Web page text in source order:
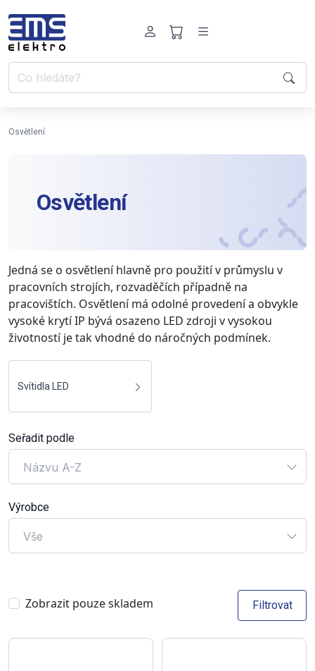
Osvětlení
Osvětlení
Jedná se o osvětlení hlavně pro použití v průmyslu v
pracovních strojích, rozvaděčích případně na
pracovištích. Osvětlení má odolné provedení a obvykle
vysoké krytí IP bývá osazeno LED zdroji v vysokou
životností je tak vhodné do náročných podmínek.
Svítidla LED
Seřadit podle
Názvu A-Z
Výrobce
Vše
Zobrazit pouze skladem Filtrovat